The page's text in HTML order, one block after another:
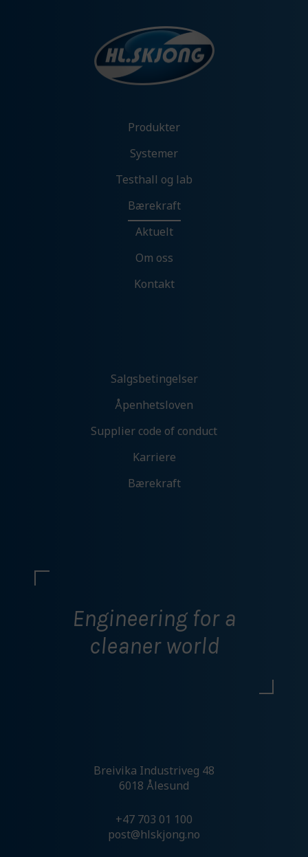
Produkter
Systemer
Testhall og lab
Bærekraft
Aktuelt
Om oss
Kontakt
Salgsbetingelser
Åpenhetsloven
Supplier code of conduct
Karriere
Bærekraft
Engineering for a
cleaner world
Breivika Industriveg 48
6018 Ålesund
+47 703 01 100
post@hlskjong.no